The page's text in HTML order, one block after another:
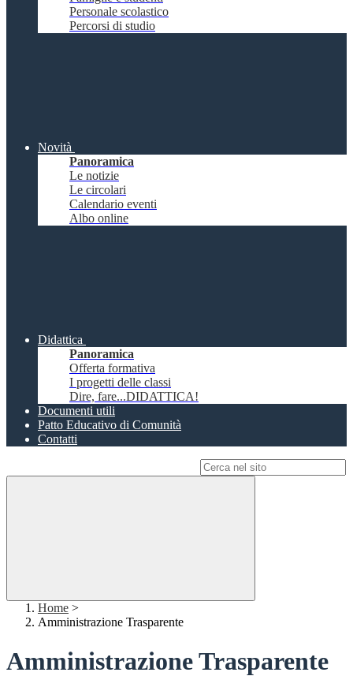
Personale scolastico
Percorsi di studio
Novità
Panoramica
Le notizie
Le circolari
Calendario eventi
Albo online
Didattica
Panoramica
Offerta formativa
I progetti delle classi
Dire, fare...DIDATTICA!
Documenti utili
Patto Educativo di Comunità
Contatti
Home >
Amministrazione Trasparente
Amministrazione Trasparente